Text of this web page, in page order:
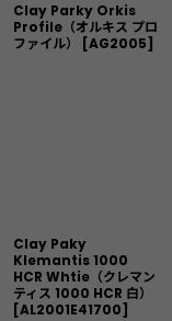
Clay Parky Orkis
Profile（オルキス プロ
ファイル）
[AG2005]
Clay Paky
Klemantis 1000
HCR Whtie（クレマン
ティス 1000 HCR 白）
[AL2001E41700]